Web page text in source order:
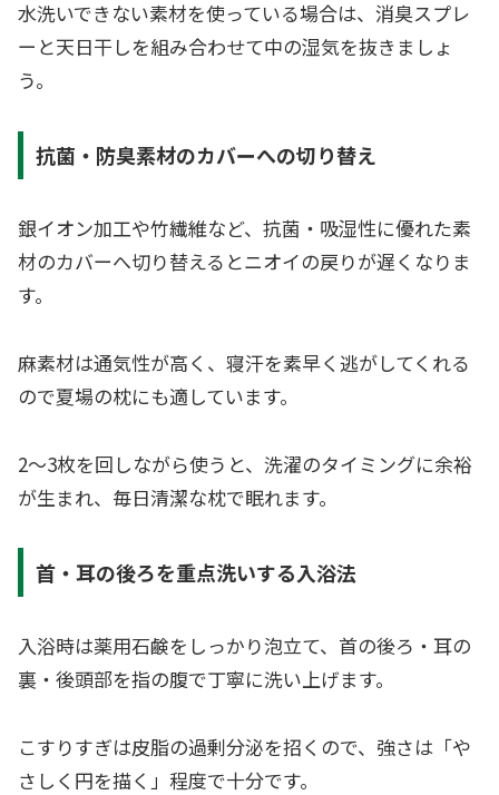
水洗いできない素材を使っている場合は、消臭スプレ
ーと天日干しを組み合わせて中の湿気を抜きましょ
う。
抗菌・防臭素材のカバーへの切り替え
銀イオン加工や竹繊維など、抗菌・吸湿性に優れた素
材のカバーへ切り替えるとニオイの戻りが遅くなりま
す。
麻素材は通気性が高く、寝汗を素早く逃がしてくれる
ので夏場の枕にも適しています。
2〜3枚を回しながら使うと、洗濯のタイミングに余裕
が生まれ、毎日清潔な枕で眠れます。
首・耳の後ろを重点洗いする入浴法
入浴時は薬用石鹸をしっかり泡立て、首の後ろ・耳の
裏・後頭部を指の腹で丁寧に洗い上げます。
こすりすぎは皮脂の過剰分泌を招くので、強さは「や
さしく円を描く」程度で十分です。